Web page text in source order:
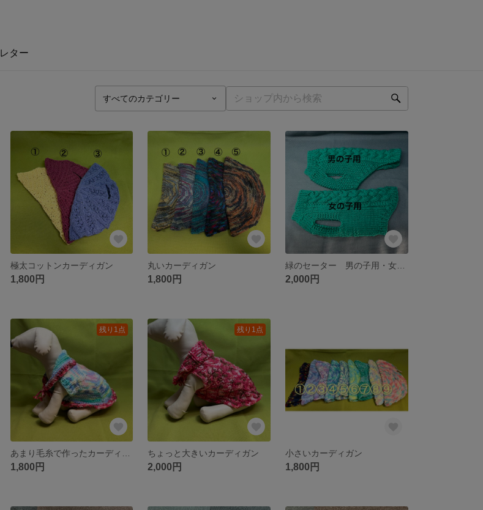
レター
極太コットンカーディガン
1,800円
丸いカーディガン
1,800円 2,000円
残り1点
1,800円
残り1点
ちょっと大きいカーディガン
2,000円
小さいカーディガン
1,800円